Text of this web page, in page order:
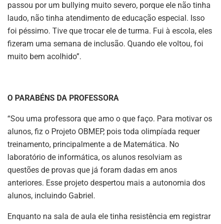
passou por um bullying muito severo, porque ele não tinha
laudo, não tinha atendimento de educação especial. Isso
foi péssimo. Tive que trocar ele de turma. Fui à escola, eles
fizeram uma semana de inclusão. Quando ele voltou, foi
muito bem acolhido”.
O PARABÉNS DA PROFESSORA
“Sou uma professora que amo o que faço. Para motivar os
alunos, fiz o Projeto OBMEP, pois toda olimpíada requer
treinamento, principalmente a de Matemática. No
laboratório de informática, os alunos resolviam as
questões de provas que já foram dadas em anos
anteriores. Esse projeto despertou mais a autonomia dos
alunos, incluindo Gabriel.
Enquanto na sala de aula ele tinha resistência em registrar